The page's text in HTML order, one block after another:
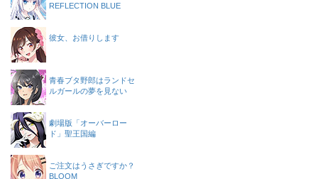
REFLECTION BLUE
彼女、お借りします
青春ブタ野郎はランドセ
ルガールの夢を見ない
劇場版「オーバーロー
ド」聖王国編
ご注文はうさぎですか？
BLOOM